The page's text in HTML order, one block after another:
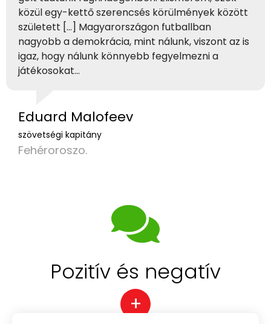
közül egy-kettő szerencsés körülmények között
született […] Magyarországon futballban
nagyobb a demokrácia, mint nálunk, viszont az is
igaz, hogy nálunk könnyebb fegyelmezni a
játékosokat…
Eduard Malofeev
szövetségi kapitány
Fehéroroszo.
Pozitív és negatív
+